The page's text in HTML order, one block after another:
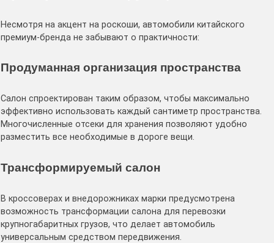
Несмотря на акцент на роскоши, автомобили китайского
премиум-бренда не забывают о практичности:
Продуманная организация пространства
Салон спроектирован таким образом, чтобы максимально
эффективно использовать каждый сантиметр пространства.
Многочисленные отсеки для хранения позволяют удобно
разместить все необходимые в дороге вещи.
Трансформируемый салон
В кроссоверах и внедорожниках марки предусмотрена
возможность трансформации салона для перевозки
крупногабаритных грузов, что делает автомобиль
универсальным средством передвижения.